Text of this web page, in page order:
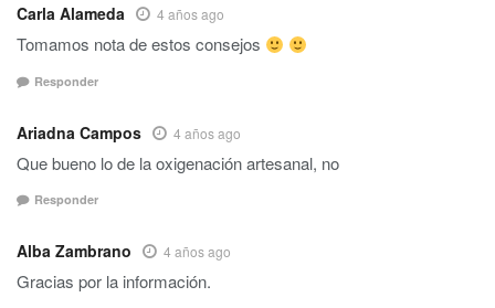
Carla Alameda 4 años ago
Tomamos nota de estos consejos
Responder
Ariadna Campos 4 años ago
Que bueno lo de la oxigenación artesanal, no
Responder
Alba Zambrano 4 años ago
Gracias por la información.